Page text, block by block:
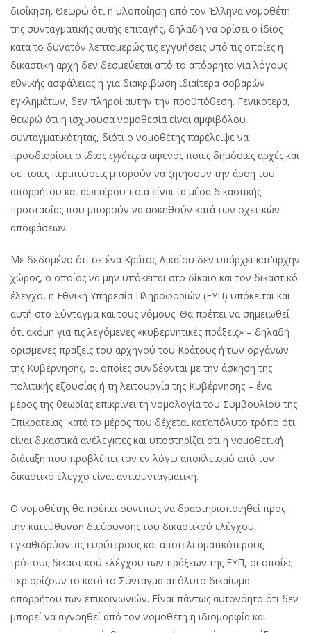
διοίκηση. Θεωρώ ότι η υλοποίηση από τον Έλληνα νομοθέτη
της συνταγματικής αυτής επιταγής, δηλαδή να ορίσει ο ίδιος
κατά το δυνατόν λεπτομερώς τις εγγυήσεις υπό τις οποίες η
δικαστική αρχή δεν δεσμεύεται από το απόρρητο για λόγους
εθνικής ασφάλειας ή για διακρίβωση ιδιαίτερα σοβαρών
εγκλημάτων, δεν πληροί αυτήν την προϋπόθεση. Γενικότερα,
θεωρώ ότι η ισχύουσα νομοθεσία είναι αμφιβόλου
συνταγματικότητας, διότι ο νομοθέτης παρέλειψε να
προσδιορίσει ο ίδιος εγγύτερα αφενός ποιες δημόσιες αρχές και
σε ποιες περιπτώσεις μπορούν να ζητήσουν την άρση του
απορρήτου και αφετέρου ποια είναι τα μέσα δικαστικής
προστασίας που μπορούν να ασκηθούν κατά των σχετικών
αποφάσεων.
Με δεδομένο ότι σε ένα Κράτος Δικαίου δεν υπάρχει κατ’αρχήν
χώρος, ο οποίος να μην υπόκειται στο δίκαιο και τον δικαστικό
έλεγχο, η Εθνική Υπηρεσία Πληροφοριών (ΕΥΠ) υπόκειται και
αυτή στο Σύνταγμα και τους νόμους. Θα πρέπει να σημειωθεί
ότι ακόμη για τις λεγόμενες «κυβερνητικές πράξεις» – δηλαδή
ορισμένες πράξεις του αρχηγού του Κράτους ή των οργάνων
της Κυβέρνησης, οι οποίες συνδέονται με την άσκηση της
πολιτικής εξουσίας ή τη λειτουργία της Κυβέρνησης – ένα
μέρος της θεωρίας επικρίνει τη νομολογία του Συμβουλίου της
Επικρατείας κατά το μέρος που δέχεται κατ’απόλυτο τρόπο ότι
είναι δικαστικά ανέλεγκτες και υποστηρίζει ότι η νομοθετική
διάταξη που προβλέπει τον εν λόγω αποκλεισμό από τον
δικαστικό έλεγχο είναι αντισυνταγματική.
Ο νομοθέτης θα πρέπει συνεπώς να δραστηριοποιηθεί προς
την κατεύθυνση διεύρυνσης του δικαστικού ελέγχου,
εγκαθιδρύοντας ευρύτερους και αποτελεσματικότερους
τρόπους δικαστικού ελέγχου των πράξεων της ΕΥΠ, οι οποίες
περιορίζουν το κατά το Σύνταγμα απόλυτο δικαίωμα
απορρήτου των επικοινωνιών. Είναι πάντως αυτονόητο ότι δεν
μπορεί να αγνοηθεί από τον νομοθέτη η ιδιομορφία και